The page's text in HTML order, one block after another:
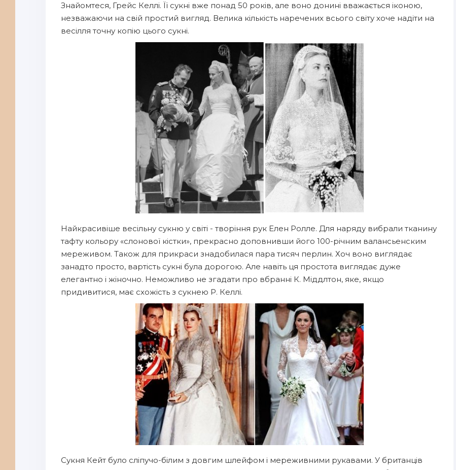
Знайомтеся, Грейс Келлі. Її сукні вже понад 50 років, але воно донині вважається іконою,
незважаючи на свій простий вигляд. Велика кількість наречених всього світу хоче надіти на
весілля точну копію цього сукні.
Найкрасивіше весільну сукню у світі - творіння рук Елен Ролле. Для наряду вибрали тканину
тафту кольору «слонової кістки», прекрасно доповнивши його 100-річним валансьенским
мереживом. Також для прикраси знадобилася пара тисяч перлин. Хоч воно виглядає
занадто просто, вартість сукні була дорогою. Але навіть ця простота виглядає дуже
елегантно і жіночно. Неможливо не згадати про вбранні К. Міддлтон, яке, якщо
придивитися, має схожість з сукнею Р. Келлі.
Сукня Кейт було сліпучо-білим з довгим шлейфом і мереживними рукавами. У британців